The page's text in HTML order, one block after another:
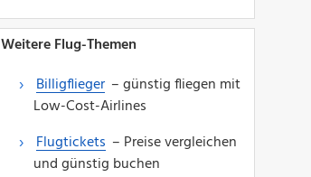
Weitere Flug-Themen
Billigflieger – günstig fliegen mit
Low-Cost-Airlines
Flugtickets – Preise vergleichen
und günstig buchen